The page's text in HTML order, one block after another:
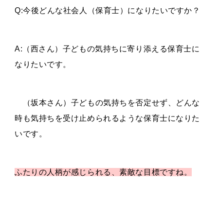
Q:今後どんな社会人（保育士）になりたいですか？
A:（西さん）子どもの気持ちに寄り添える保育士に
なりたいです。
（坂本さん）子どもの気持ちを否定せず、どんな
時も気持ちを受け止められるような保育士になりた
いです。
ふたりの人柄が感じられる、素敵な目標ですね。